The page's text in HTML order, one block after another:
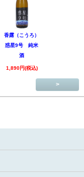
香露（こうろ）
惑星9号 純米
酒
1,890円(税込)
>